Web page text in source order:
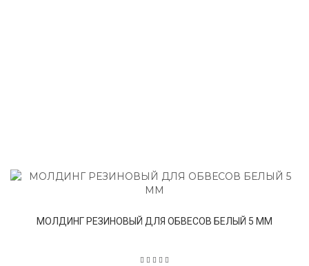
МОЛДИНГ РЕЗИНОВЫЙ ДЛЯ ОБВЕСОВ БЕЛЫЙ 5 ММ